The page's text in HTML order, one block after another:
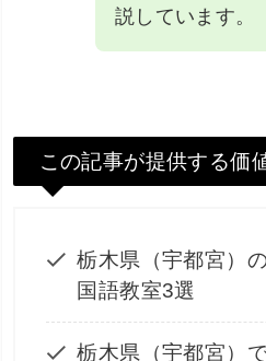
説しています。
この記事が提供する価
栃木県（宇都宮）
国語教室3選
栃木県（宇都宮）